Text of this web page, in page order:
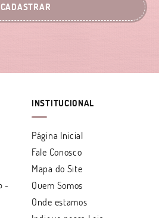
CADASTRAR
-
INSTITUCIONAL
Página Inicial
Fale Conosco
Mapa do Site
Quem Somos
Onde estamos